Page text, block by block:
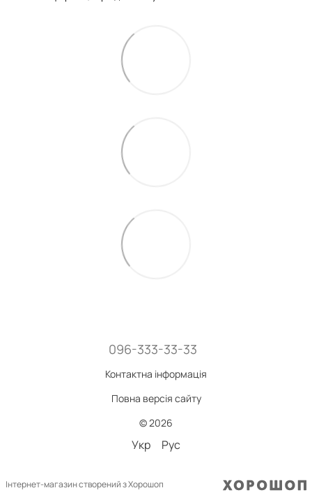
096-333-33-33
Контактна інформація
Повна версія сайту
© 2026
Укр Рус
Інтернет-магазин створений з Хорошоп